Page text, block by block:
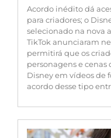
Acordo inédito dá
para criadores; o
selecionado na nova
TikTok anunciaram
permitirá que os
personagens e cenas
Disney em vídeos de
acordo desse tipo